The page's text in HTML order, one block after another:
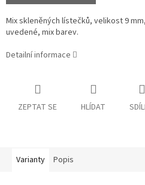
Mix skleněných lístečků, velikost 9
uvedené, mix barev.
Detailní informace
ZEPTAT SE HLÍDAT
Varianty Popis